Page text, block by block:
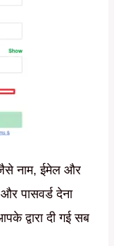
नाम, ईमेल और
पासवर्ड देना
द्वारा दी गई सब